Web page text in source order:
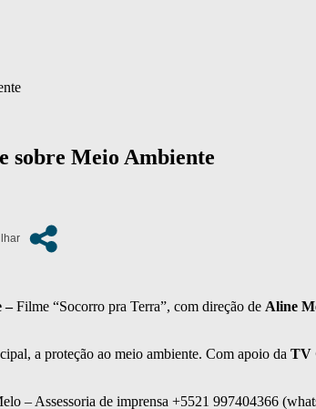
sobre Meio Ambiente
–Filme “Socorro pra Terra”, com direção de Aline
a proteção ao meio ambiente. Com apoio da TV
– Assessoria de imprensa +5521 997404366